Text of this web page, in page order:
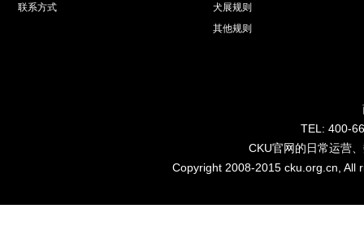
联系方式
犬展规则
其他规则
TEL: 400-
CKU官网的日常运营
Copyright 2008-2015 cku.org.cn,